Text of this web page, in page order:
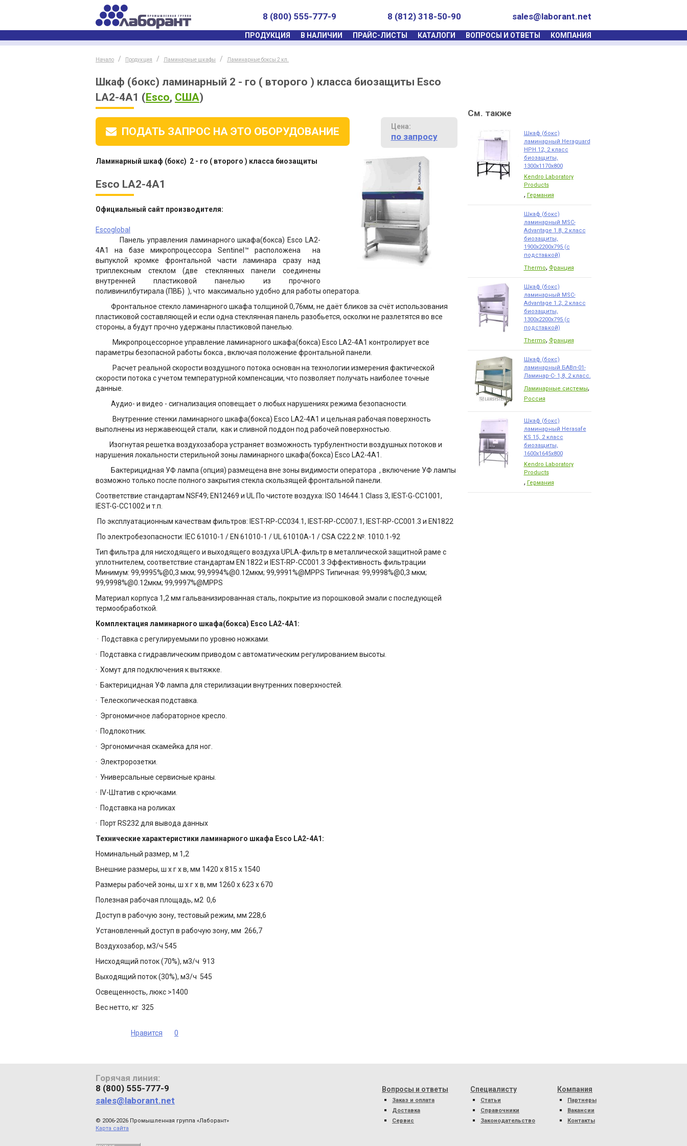
sales@laborant.net
8 (812) 318-50-90
8 (800) 555-777-9
ПРОДУКЦИЯ В НАЛИЧИИ ПРАЙС-ЛИСТЫ КАТАЛОГИ ВОПРОСЫ И ОТВЕТЫ КОМПАНИЯ
Начало Продукция Ламинарные шкафы Ламинарные боксы 2 кл.
Шкаф (бокс) ламинарный 2 - го ( второго ) класса биозащиты Esco
LA2-4A1 (Esco, США)
ПОДАТЬ ЗАПРОС НА ЭТО ОБОРУДОВАНИЕ Цена:
по запросу
Ламинарный шкаф (бокс) 2 - го ( второго ) класса биозащиты
Esco LA2-4A1
Официальный сайт производителя:
Escoglobal
Панель управления ламинарного шкафа(бокса) Esco LA2-
4A1 на базе микропроцессора Sentinel™ расположена на
выпуклой кромке фронтальной части ламинара сразу над
триплексным стеклом (две стеклянных панели соединены
внутренней пластиковой панелью из прочного
поливинилбутирала (ПВБ) ), что максимально удобно для работы оператора.
Фронтальное стекло ламинарного шкафа толщиной 0,76мм, не даёт бликов за счёт использования
пластиковой составляющей и если одна стеклянная панель разобьется, осколки не разлетятся во все
стороны, а будут прочно удержаны пластиковой панелью.
Микропроцессорное управление ламинарного шкафа(бокса) Esco LA2-4A1 контролирует все
параметры безопасной работы бокса , включая положение фронтальной панели.
Расчет реальной скорости воздушного потока основан на технологии измерения фактической
скорости потока с учетом температурной компенсации, что позволяет получать наиболее точные
данные.
Аудио- и видео - сигнализация оповещает о любых нарушениях режима безопасности.
Внутренние стенки ламинарного шкафа(бокса) Esco LA2-4A1 и цельная рабочая поверхность
выполнены из нержавеющей стали, как и сливной поддон под рабочей поверхностью.
Изогнутая решетка воздухозабора устраняет возможность турбулентности воздушных потоков и
нарушения локальности стерильной зоны ламинарного шкафа(бокса) Esco LA2-4A1
Бактерицидная УФ лампа (опция) размещена вне зоны видимости оператора , включение УФ лампы
возможно только после полного закрытия стекла скользящей фронтальной панели.
Соответствие стандартам NSF49; EN12469 и UL По чистоте воздуха: ISO 14644.1 Class 3, IEST-G-CC1001,
IEST-G-CC1002 и т.п.
По эксплуатационным качествам фильтров: IEST-RP-CC034.1, IEST-RP-CC007.1, IEST-RP-CC001.3 и EN1822
По электробезопасности: IEC 61010-1 / EN 61010-1 / UL 61010А-1 / CSA C22.2 №. 1010.1-92
Тип фильтра для нисходящего и выходящего воздуха UPLA-фильтр в металлической защитной раме с
уплотнителем, соответствие стандартам EN 1822 и IEST-RP-CC001.3 Эффективность фильтрации
Минимум: 99,9995%@0,3 мкм; 99,9994%@0.12мкм; 99,9991%@MPPS Типичная: 99,9998%@0,3 мкм;
99,9998%@0.12мкм; 99,9997%@MPPS
Материал корпуса 1,2 мм гальванизированная сталь, покрытие из порошковой эмали с последующей
термообработкой.
Комплектация ламинарного шкафа(бокса) Esco LA2-4A1:
· Подставка с регулируемыми по уровню ножками.
· Подставка с гидравлическим приводом с автоматическим регулированием высоты.
· Хомут для подключения к вытяжке.
· Бактерицидная УФ лампа для стерилизации внутренних поверхностей.
· Телескопическая подставка.
· Эргономичное лабораторное кресло.
· Подлокотник.
· Эргономичная скамейка для ног.
· Электророзетки.
· Универсальные сервисные краны.
· IV-Штатив с крючками.
· Подставка на роликах
· Порт RS232 для вывода данных
Технические характеристики ламинарного шкафа Esco LA2-4A1:
Номинальный размер, м 1,2
Внешние размеры, ш х г х в, мм 1420 x 815 x 1540
Размеры рабочей зоны, ш х г х в, мм 1260 x 623 x 670
Полезная рабочая площадь, м2 0,6
Доступ в рабочую зону, тестовый режим, мм 228,6
Установленный доступ в рабочую зону, мм 266,7
Воздухозабор, м3/ч 545
Нисходящий поток (70%), м3/ч 913
Выходящий поток (30%), м3/ч 545
Освещенность, люкс >1400
Вес нетто, кг 325
Нравится 0
См. также
Шкаф (бокс)
ламинарный Heraguard
HPH 12, 2 класс
биозащиты,
1300x1170x800
Kendro Laboratory
Products
, Германия
Шкаф (бокс)
ламинарный MSC-
Advantage 1.8, 2 класс
биозащиты,
1900x2200x795 (с
подставкой)
Thermo, Франция
Шкаф (бокс)
ламинарный MSC-
Advantage 1.2, 2 класс
биозащиты,
1300x2200x795 (с
подставкой)
Thermo, Франция
Шкаф (бокс)
ламинарный БАВп-01-
Ламинар-С- 1,8, 2 класс.
Ламинарные системы,
Россия
Шкаф (бокс)
ламинарный Herasafe
KS 15, 2 класс
биозащиты,
1600х1645х800
Kendro Laboratory
Products
, Германия
Горячая линия:
8 (800) 555-777-9
sales@laborant.net
Вопросы и ответы
Заказ и оплата
Доставка
Сервис
Специалисту
Статьи
Справочники
Законодательство
Компания
Партнеры
Вакансии
Контакты
© 2006-2026 Промышленная группа «Лаборант»
Карта сайта